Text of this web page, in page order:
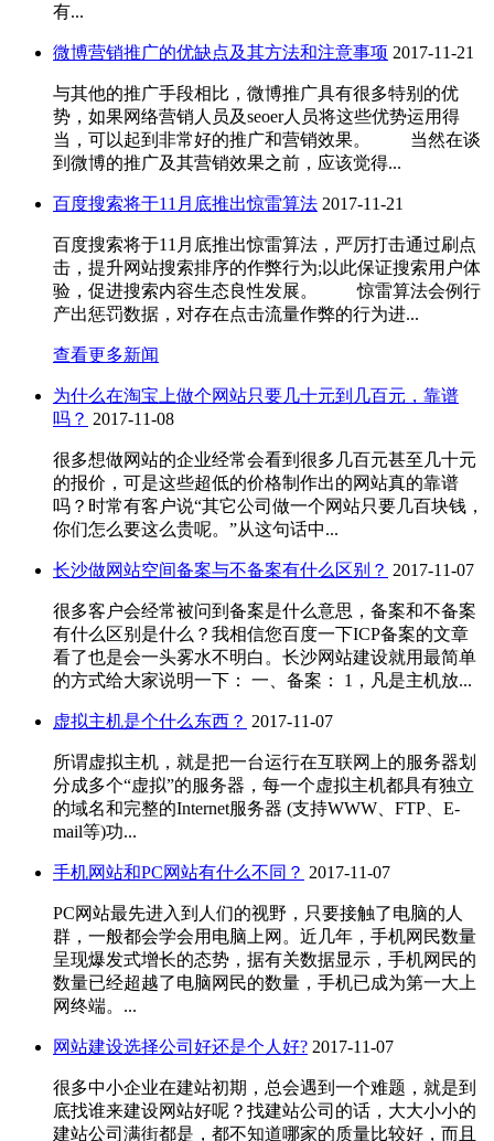
有...
微博营销推广的优缺点及其方法和注意事项 2017-11-21
与其他的推广手段相比，微博推广具有很多特别的优
势，如果网络营销人员及seoer人员将这些优势运用得
当，可以起到非常好的推广和营销效果。 当然在谈
到微博的推广及其营销效果之前，应该觉得...
百度搜索将于11月底推出惊雷算法 2017-11-21
百度搜索将于11月底推出惊雷算法，严厉打击通过刷点
击，提升网站搜索排序的作弊行为;以此保证搜索用户体
验，促进搜索内容生态良性发展。 惊雷算法会例行
产出惩罚数据，对存在点击流量作弊的行为进...
查看更多新闻
为什么在淘宝上做个网站只要几十元到几百元，靠谱
吗？ 2017-11-08
很多想做网站的企业经常会看到很多几百元甚至几十元
的报价，可是这些超低的价格制作出的网站真的靠谱
吗？时常有客户说“其它公司做一个网站只要几百块钱，
你们怎么要这么贵呢。”从这句话中...
长沙做网站空间备案与不备案有什么区别？ 2017-11-07
很多客户会经常被问到备案是什么意思，备案和不备案
有什么区别是什么？我相信您百度一下ICP备案的文章
看了也是会一头雾水不明白。长沙网站建设就用最简单
的方式给大家说明一下： 一、备案： 1，凡是主机放...
虚拟主机是个什么东西？ 2017-11-07
所谓虚拟主机，就是把一台运行在互联网上的服务器划
分成多个“虚拟”的服务器，每一个虚拟主机都具有独立
的域名和完整的Internet服务器 (支持WWW、FTP、E-
mail等)功...
手机网站和PC网站有什么不同？ 2017-11-07
PC网站最先进入到人们的视野，只要接触了电脑的人
群，一般都会学会用电脑上网。近几年，手机网民数量
呈现爆发式增长的态势，据有关数据显示，手机网民的
数量已经超越了电脑网民的数量，手机已成为第一大上
网终端。...
网站建设选择公司好还是个人好? 2017-11-07
很多中小企业在建站初期，总会遇到一个难题，就是到
底找谁来建设网站好呢？找建站公司的话，大大小小的
建站公司满街都是，都不知道哪家的质量比较好，而且